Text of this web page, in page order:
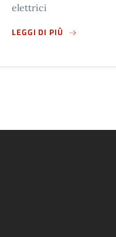
RETE
elettrici
LEGGI DI PIÙSUSCHEDE